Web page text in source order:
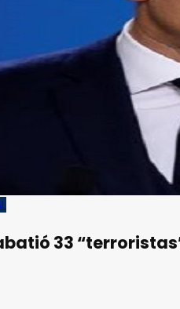
33